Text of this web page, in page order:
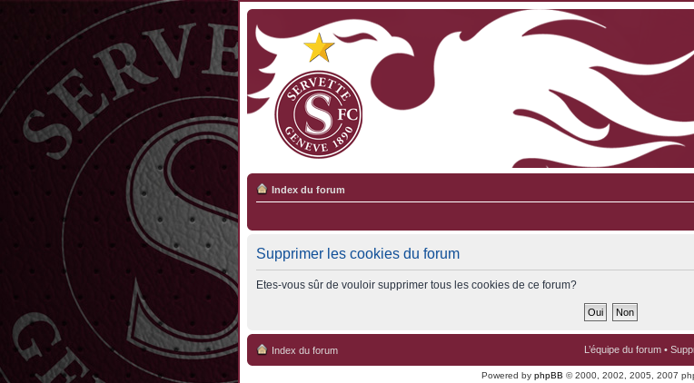
Index du forum
Supprimer les cookies du forum
Etes-vous sûr de vouloir supprimer tous les cookies de ce forum?
Index du forum L’équipe du forum •
Powered by phpBB © 2000, 2002, 2005, 2007